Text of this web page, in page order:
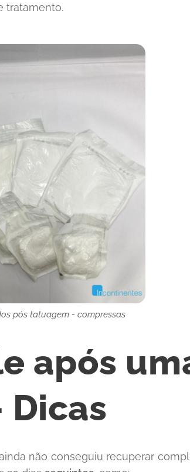
tratamento.
pós tatuagem - compressas
após
Dicas
não conseguiu recuperar